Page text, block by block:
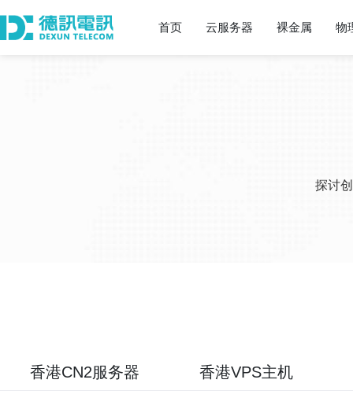
首页 云服务器 裸金属 物
探讨
香港CN2服务器 香港VPS主机